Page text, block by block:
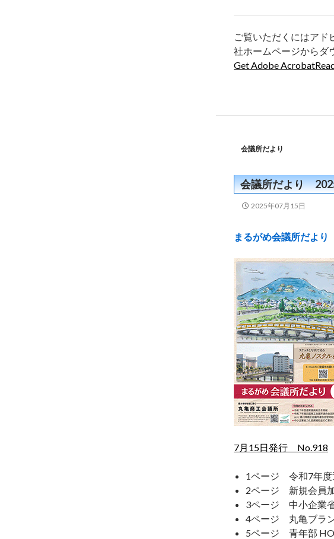
ご覧いただくにはアド
社ホームページからダ
Get Adobe
会議所だより
会議所だより
2025年07月15日
まるがめ会議所だよ
7月15日発行 No.918
1ページ 令和7年度
2ページ 新規会員
3ページ 中小企業
4ページ 丸亀ブラ
5ページ 青年部